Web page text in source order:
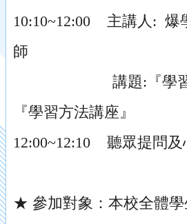
10:10~12:00 主講人: 爆
師
講題:『學習心
『學習方法講座』
12:00~12:10 聽眾提問及
★ 參加對象：本校全體學